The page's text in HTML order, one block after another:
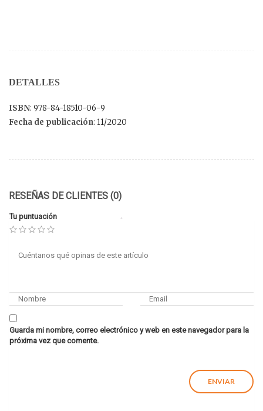
DETALLES
ISBN: 978-84-18510-06-9
Fecha de publicación: 11/2020
RESEÑAS DE CLIENTES (0)
Tu puntuación
Guarda mi nombre, correo electrónico y web en este navegador para la
próxima vez que comente.